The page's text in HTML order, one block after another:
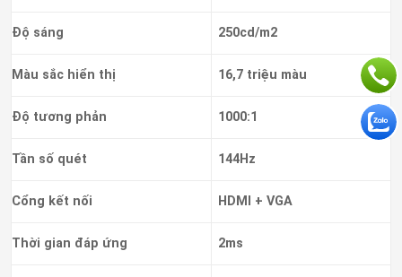
Độ sáng 250cd/m2
Màu sắc hiển thị 16,7 triệu màu
Độ tương phản 1000:1
Tần số quét 144Hz
Cổng kết nối HDMI + VGA
Thời gian đáp ứng 2ms